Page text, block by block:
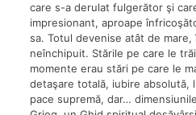
care s-a derulat fulgerător şi
impresionant, aproape
sa. Totul devenise atât de mare,
neînchipuit. Stările pe care le
momente erau stări pe care le
detaşare totală, iubire absolută,
pace supremă, dar…